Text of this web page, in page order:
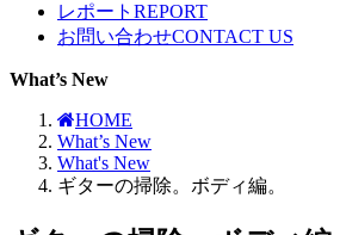
レポート REPORT
お問い合わせCONTACT US
What’s New
HOME
What’s New
What's New
ギターの掃除。ボディ編。